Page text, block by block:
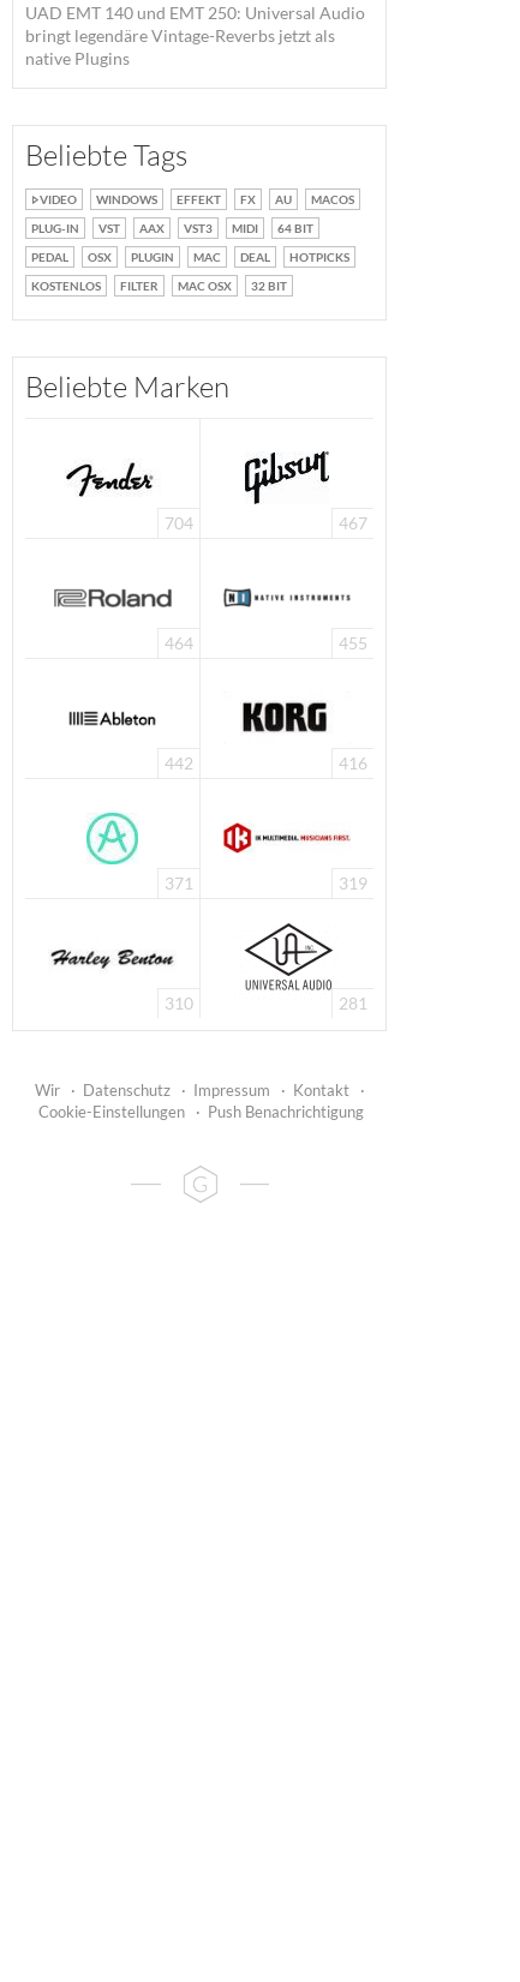
UAD EMT 140 und EMT 250: Universal Audio
bringt legendäre Vintage-Reverbs jetzt als
native Plugins
Beliebte Tags
VIDEO WINDOWS EFFEKT FX AU
MACOS
PLUG-IN
VST AAX VST3 MIDI
64 BIT
PEDAL
OSX PLUGIN MAC DEAL
HOTPICKS
KOSTENLOS
FILTER MAC OSX 32 BIT
Beliebte Marken
704 467
464 455
442 416
371 319
310 281
Wir · Datenschutz · Impressum · Kontakt
·
Cookie-Einstellungen
· Push Benachrichtigung